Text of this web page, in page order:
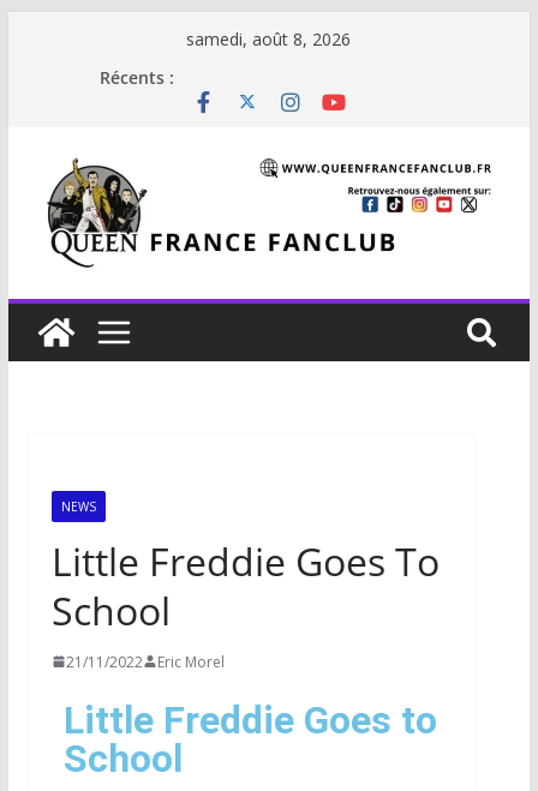
samedi, août 8, 2026
Récents :
NEWS
Little Freddie Goes To
School
21/11/2022 Eric Morel
Little Freddie Goes to
School